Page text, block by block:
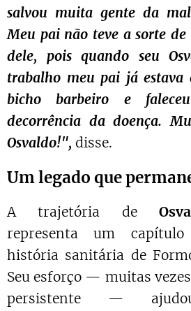
salvou muita gente da
Meu pai não teve a sorte de
dele, pois quando seu
trabalho meu pai já estava
bicho barbeiro e
decorrência da doença.
Osvaldo!", disse.
Um legado que
A trajetória de
representa um
história sanitária de
Seu esforço — muitas
persistente —